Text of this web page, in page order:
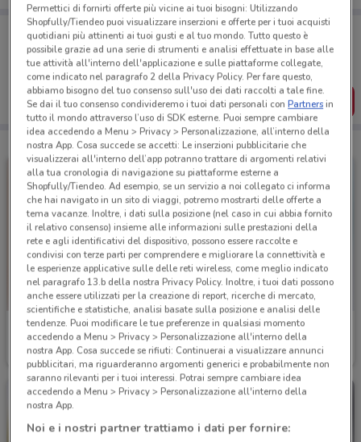
Porta DoveConviene sempre con te!
Puoi trovare le migliori offerte dei negozi vicino a te,
salvarle e creare la tua lista del risparmio, comodamente
dal tuo cellulare.
SCARICA L’APP
Ferplast
Scade il 31/12 2.1 km
Flover
Scade il 16/08 3.5 km
Permettici di fornirti offerte più vicine ai tuoi bisogni: Utilizzando
Shopfully/Tiendeo puoi visualizzare inserzioni e offerte per i tuoi acquisti
quotidiani più attinenti ai tuoi gusti e al tuo mondo. Tutto questo è
possibile grazie ad una serie di strumenti e analisi effettuate in base alle
tue attività all'interno dell'applicazione e sulle piattaforme collegate,
come indicato nel paragrafo 2 della Privacy Policy. Per fare questo,
abbiamo bisogno del tuo consenso sull'uso dei dati raccolti a tale fine.
Se dai il tuo consenso condivideremo i tuoi dati personali conPartnersin
tutto il mondo attraverso l’uso di SDK esterne. Puoi sempre cambiare
idea accedendo a Menu > Privacy > Personalizzazione, all’interno della
nostra App. Cosa succede se accetti: Le inserzioni pubblicitarie che
visualizzerai all'interno dell’app potranno trattare di argomenti relativi
alla tua cronologia di navigazione su piattaforme esterne a
Shopfully/Tiendeo. Ad esempio, se un servizio a noi collegato ci informa
che hai navigato in un sito di viaggi, potremo mostrarti delle offerte a
tema vacanze. Inoltre, i dati sulla posizione (nel caso in cui abbia fornito
il relativo consenso) insieme alle informazioni sulle prestazioni della
rete e agli identificativi del dispositivo, possono essere raccolte e
condivisi con terze parti per comprendere e migliorare la connettività e
le esperienze applicative sulle delle reti wireless, come meglio indicato
nel paragrafo 13.b della nostra Privacy Policy. Inoltre, i tuoi dati possono
anche essere utilizzati per la creazione di report, ricerche di mercato,
scientifiche e statistiche, analisi basate sulla posizione e analisi delle
tendenze. Puoi modificare le tue preferenze in qualsiasi momento
accedendo a Menu > Privacy > Personalizzazione all'interno della
nostra App. Cosa succede se rifiuti: Continuerai a visualizzare annunci
pubblicitari, ma riguarderanno argomenti generici e probabilmente non
saranno rilevanti per i tuoi interessi. Potrai sempre cambiare idea
accedendo a Menu > Privacy > Personalizzazione all'interno della
nostra App.
Noi e i nostri partner trattiamo i dati per fornire: